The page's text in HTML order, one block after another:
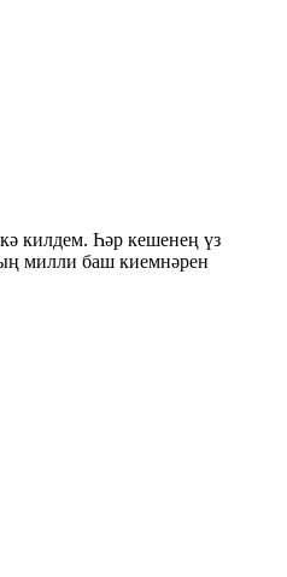
килдем. Һәр кешенең үз
милли баш киемнәрен